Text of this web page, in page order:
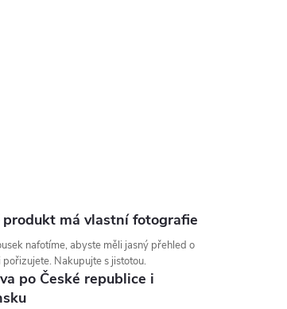
produkt má vlastní fotografie
nafotíme, abyste měli jasný přehled o
pořizujete. Nakupujte s jistotou.
po České republice i